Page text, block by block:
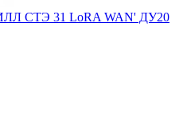
СТЭ 31 LоRA WAN' ДУ20